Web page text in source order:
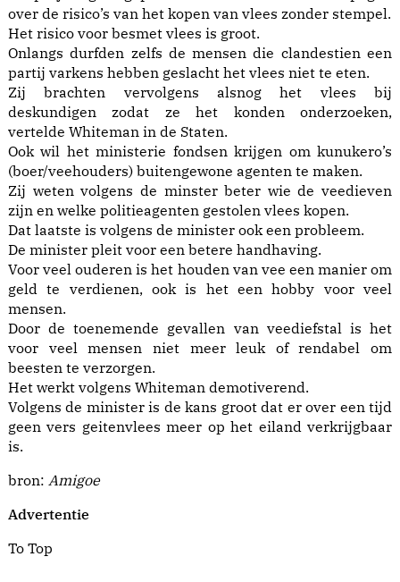
over de risico’s van het kopen van vlees zonder stempel.
Het risico voor besmet vlees is groot.
Onlangs durfden zelfs de mensen die clandestien een
partij varkens hebben geslacht het vlees niet te eten.
Zij brachten vervolgens alsnog het vlees bij
deskundigen zodat ze het konden onderzoeken,
vertelde Whiteman in de Staten.
Ook wil het ministerie fondsen krijgen om kunukero’s
(boer/veehouders) buitengewone agenten te maken.
Zij weten volgens de minster beter wie de veedieven
zijn en welke politieagenten gestolen vlees kopen.
Dat laatste is volgens de minister ook een probleem.
De minister pleit voor een betere handhaving.
Voor veel ouderen is het houden van vee een manier om
geld te verdienen, ook is het een hobby voor veel
mensen.
Door de toenemende gevallen van veediefstal is het
voor veel mensen niet meer leuk of rendabel om
beesten te verzorgen.
Het werkt volgens Whiteman demotiverend.
Volgens de minister is de kans groot dat er over een tijd
geen vers geitenvlees meer op het eiland verkrijgbaar
is.
bron: Amigoe
Advertentie
To Top